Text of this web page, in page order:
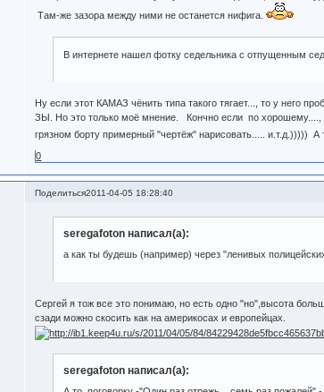
Там-же зазора между ними не останется нифига.
В интернете нашел фотку седельника с отпущенным
Ну если этот КАМАЗ чёнить типа такого тягает..., то у него
ЗЫ. Но это только моё мнение. Кончно если по
грязном борту примерный "чертёж" нарисовать..... и.т.д.)))))
0
Поделиться2011-04-05 18:28:40
seregafoton написал(а):
а как ты будешь (например) через "ленивых
Сергей я тож все это понимаю, но есть одно "но",высота
сзади можно скосить как на америкосах и европейцах.
seregafoton написал(а):